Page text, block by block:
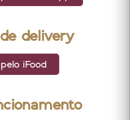
delivery
iFood